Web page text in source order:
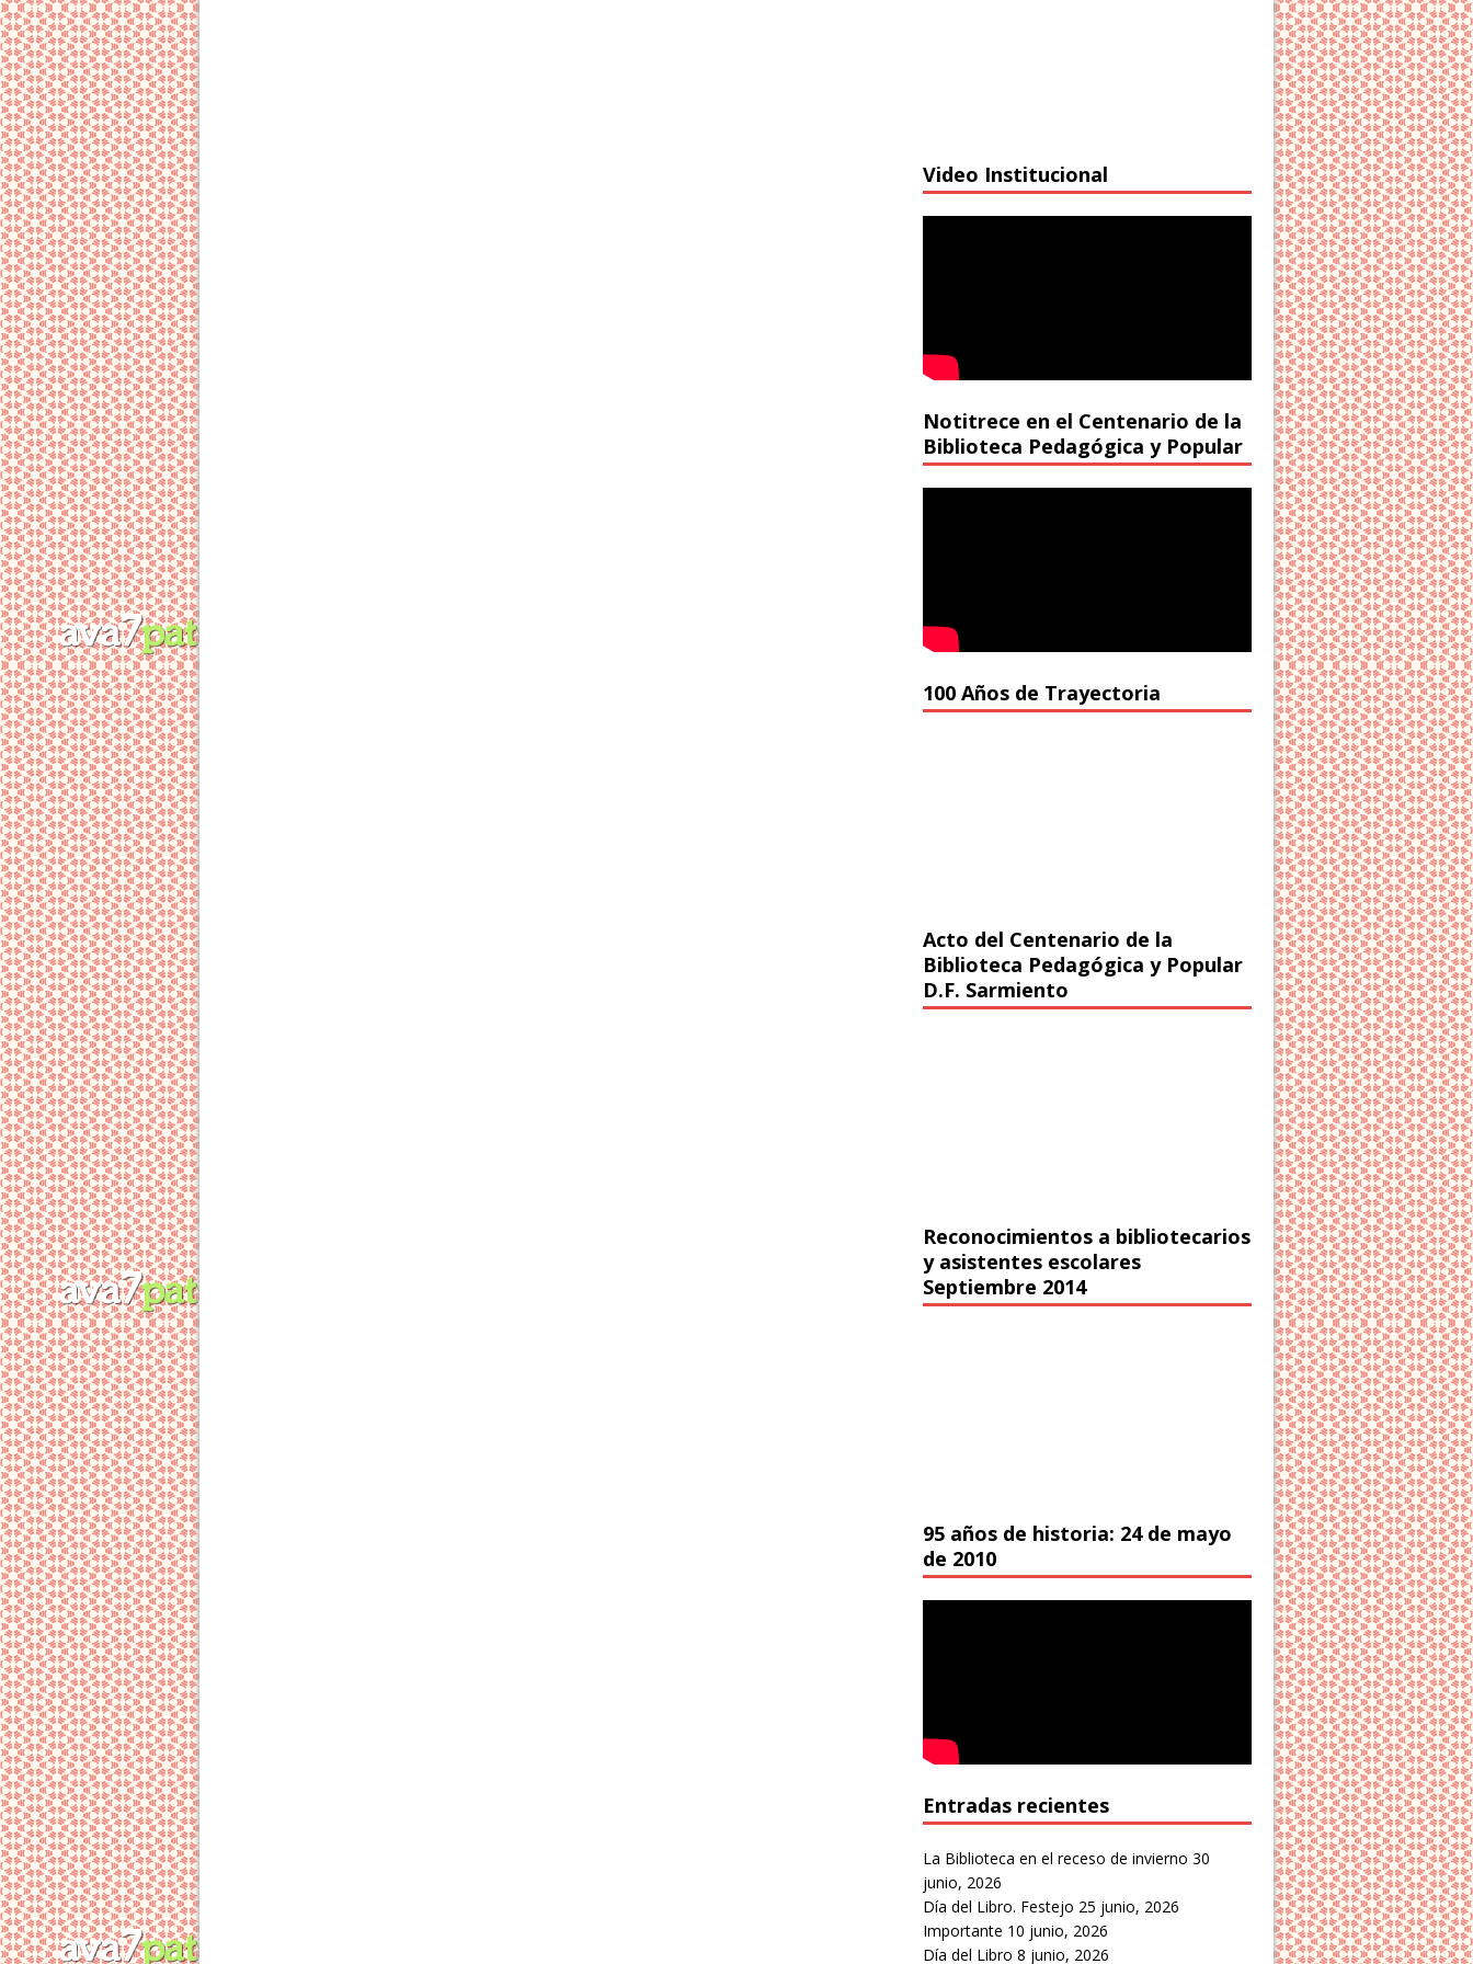
Video Institucional
Notitrece en el Centenario de la
Biblioteca Pedagógica y Popular
100 Años de Trayectoria
Acto del Centenario de la
Biblioteca Pedagógica y Popular
D.F. Sarmiento
Reconocimientos a bibliotecarios
y asistentes escolares
Septiembre 2014
95 años de historia: 24 de mayo
de 2010
Entradas recientes
La Biblioteca en el receso de invierno 30
junio, 2026
Día del Libro. Festejo 25 junio, 2026
Importante 10 junio, 2026
Día del Libro 8 junio, 2026